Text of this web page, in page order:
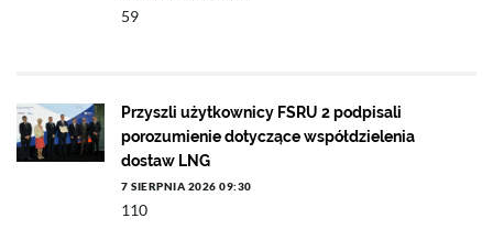
59
Przyszli użytkownicy FSRU 2 podpisali
porozumienie dotyczące współdzielenia
dostaw LNG
7 SIERPNIA 2026 09:30
110